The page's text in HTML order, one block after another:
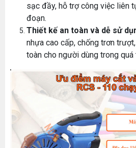
sạc đầy, hỗ trợ công việc liên
đoạn.
Thiết kế an toàn và dễ sử
nhựa cao cấp, chống trơn
toàn cho người dùng trong quá